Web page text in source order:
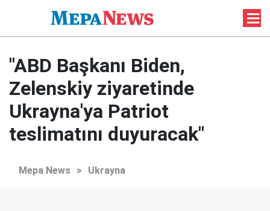
"ABD Başkanı Biden,
Zelenskiy ziyaretinde
Ukrayna'ya Patriot
teslimatını duyuracak"
Mepa News > Ukrayna